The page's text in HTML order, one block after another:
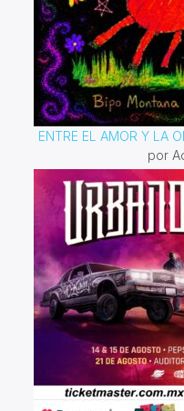
ENTRE EL AMOR Y LA
por